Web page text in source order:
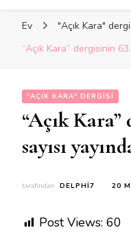
Ev
"Açık Kara"
“Açık Kara” dergisinin
"AÇIK KARA" DERGISI
“Açık
sayısı
tərəfindən DELPHI7 20
Post Views: 60